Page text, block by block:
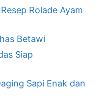
Rolade Ayam
Betawi
Siap
Sapi Enak dan